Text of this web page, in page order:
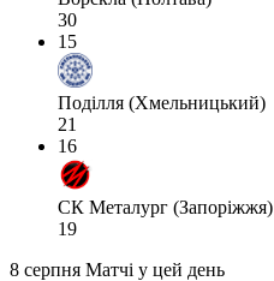
30
15
Поділля (Хмельницький)
21
16
СК Металург (Запоріжжя)
19
8 серпня Матчі у цей день